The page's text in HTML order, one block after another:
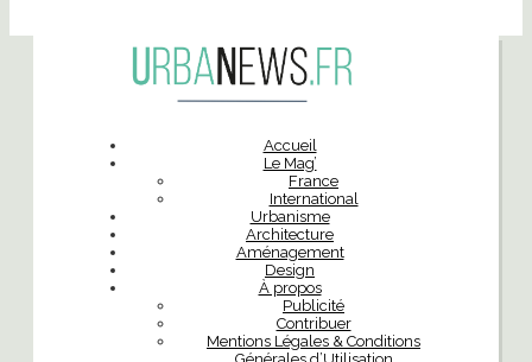
Accueil
Le Mag’
France
International
Urbanisme
Architecture
Aménagement
Design
À propos
Publicité
Contribuer
Mentions Légales & Conditions